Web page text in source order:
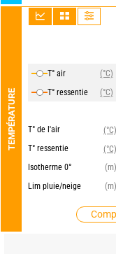
TEMPÉRATURE
T° air
(°C)
T° ressentie
(°C)
T° de l'air
(°C)
T° ressentie
(°C)
Isotherme 0°
(m)
Lim pluie/neige
(m)